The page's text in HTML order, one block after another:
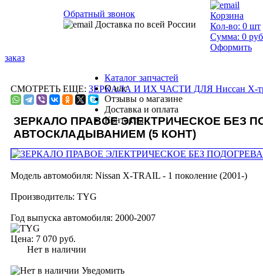
СМОТРЕТЬ ЕЩЕ: ЗЕРКАЛА И ИХ ЧАСТИ ДЛЯ Ниссан Х-
ЗЕРКАЛО ПРАВОЕ ЭЛЕКТРИЧЕСКОЕ БЕЗ
АВТОСКЛАДЫВАНИЕМ (5 КОНТ)
Модель автомобиля: Nissan X-TRAIL - 1 поколение (2001-)
Производитель: TYG
Год выпуска автомобиля: 2000-2007
Цена: 7 070 руб.
Нет в наличии
Уведомить
Обратный звонок
Доставка по всей России
Корзина
Кол-во: 0 шт
Сумма: 0
Оформить
заказ
Каталог запчастей
О нас
Отзывы о магазине
Доставка и оплата
Контакты